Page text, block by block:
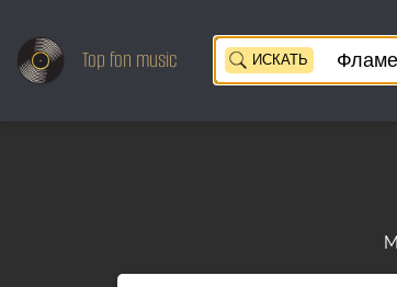
Topfon music ИСКАТЬ